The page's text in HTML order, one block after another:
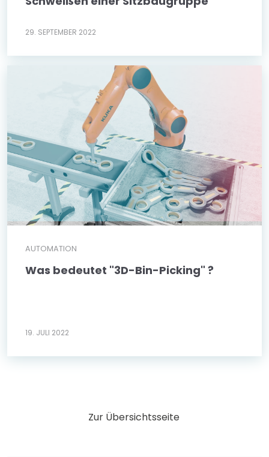
29. SEPTEMBER 2022
AUTOMATION
Was bedeutet "3D-Bin-Picking" ?
19. JULI 2022
Zur Übersichtsseite